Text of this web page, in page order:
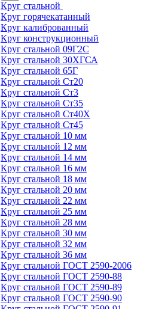
Круг стальной
Круг горячекатанный
Круг калиброванный
Круг конструкционный
Круг стальной 09Г2С
Круг стальной 30ХГСА
Круг стальной 65Г
Круг стальной Ст20
Круг стальной Ст3
Круг стальной Ст35
Круг стальной Ст40Х
Круг стальной Ст45
Круг стальной 10 мм
Круг стальной 12 мм
Круг стальной 14 мм
Круг стальной 16 мм
Круг стальной 18 мм
Круг стальной 20 мм
Круг стальной 22 мм
Круг стальной 25 мм
Круг стальной 28 мм
Круг стальной 30 мм
Круг стальной 32 мм
Круг стальной 36 мм
Круг стальной ГОСТ 2590-2006
Круг стальной ГОСТ 2590-88
Круг стальной ГОСТ 2590-89
Круг стальной ГОСТ 2590-90